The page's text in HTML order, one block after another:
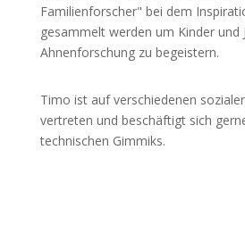
Familienforscher" bei dem
gesammelt werden um Kinder und
Ahnenforschung zu begeistern.
Timo ist auf verschiedenen
vertreten und beschäftigt sich
technischen Gimmiks.